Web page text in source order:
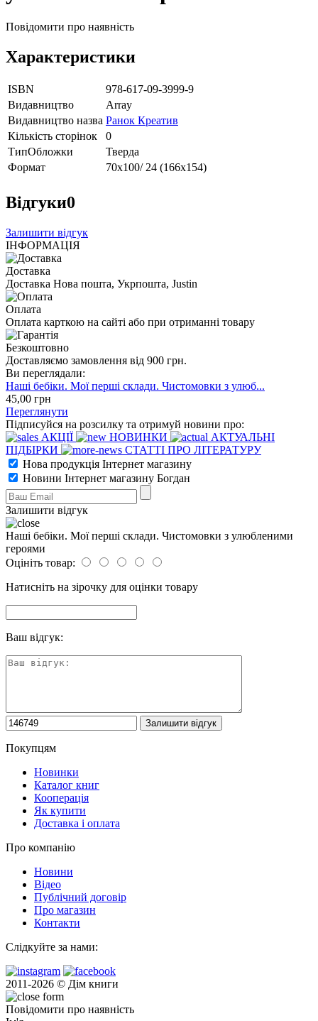
Повідомити про наявність
Характеристики
ISBN
978-617-09-3999-9
Видавництво
Array
Видавництво назва Ранок Креатив
Кількість сторінок
0
ТипОбложки
Тверда
Формат
70х100/ 24 (166х154)
Відгуки0
Залишити відгук
ІНФОРМАЦІЯ
Доставка
Доставка Нова пошта, Укрпошта, Justin
Оплата
Оплата карткою на сайті або при отриманні товару
Безкоштовно
Доставляємо замовлення від 900 грн.
Ви переглядали:
Наші бебіки. Мої перші склади. Чистомовки з улюб...
45,00 грн
Переглянути
Підписуйся на розсилку та отримуй новини про:
АКЦІЇ
НОВИНКИ
АКТУАЛЬНІ
ПІДБІРКИ
СТАТТІ ПРО ЛІТЕРАТУРУ
Нова продукція Інтернет магазину
Новини Інтернет магазину Богдан
Залишити відгук
Наші бебіки. Мої перші склади. Чистомовки з улюбленими
героями
Оцініть товар:
Натисніть на зірочку для оцінки товару
Ваш відгук:
Покупцям
Новинки
Каталог книг
Кооперація
Як купити
Доставка і оплата
Про компанію
Новини
Відео
Публічний договір
Про магазин
Контакти
Слідкуйте за нами:
2011-2026 © Дім книги
Повідомити про наявність